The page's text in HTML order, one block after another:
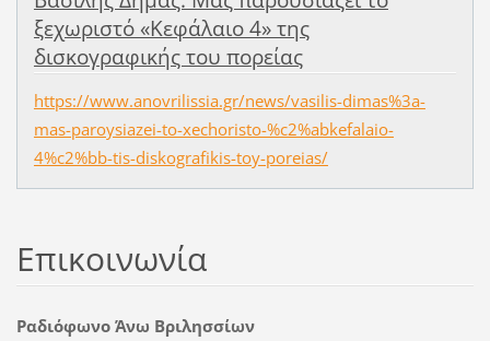
ξεχωριστό «Κεφάλαιο 4» της
δισκογραφικής του πορείας
https://www.anovrilissia.gr/news/vasilis-dimas%3a-
mas-paroysiazei-to-xechoristo-%c2%abkefalaio-
4%c2%bb-tis-diskografikis-toy-poreias/
Επικοινωνία
Ραδιόφωνο Άνω Βριλησσίων